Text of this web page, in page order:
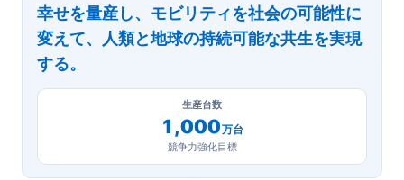
幸せを量産し、モビリティを社会の可能性に
変えて、人類と地球の持続可能な共生を実現
する。
生産台数
1,000万台
競争力強化目標